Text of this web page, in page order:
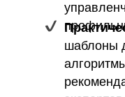
шаблоны